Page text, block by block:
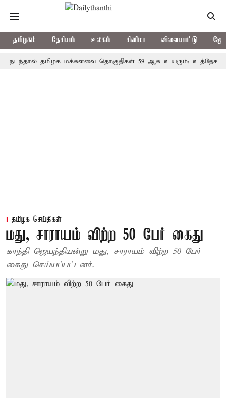
தமிழகம் தேசியம் உலகம் சினிமா விளையாட்டு
தமிழக மக்களவை தொகுதிகள் 59 ஆக உயரும்: உத்தேச
தமிழக செய்திகள்
மது, சாராயம் விற்ற 50 பேர் கைது
காந்தி ஜெயந்தியன்று மது, சாராயம் விற்ற 50 பேர்
கைது செய்யப்பட்டனர்.